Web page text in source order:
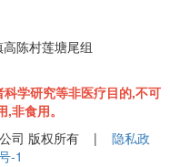
陈村莲塘尾组
学研究等非医疗目的,不可
非食用。
公司 版权所有 | 隐私政
-1